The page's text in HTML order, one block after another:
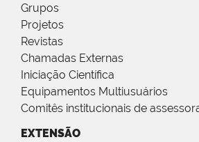
Grupos
Projetos
Revistas
Chamadas Externas
Iniciação Científica
Equipamentos Multiusuários
Comitês institucionais de
EXTENSÃO